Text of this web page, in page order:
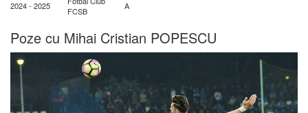
2024 - 2025
FCSB
A
Poze cu Mihai Cristian POPESCU